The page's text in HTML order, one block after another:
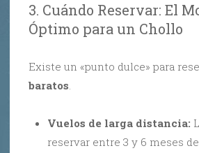
3. Cuándo Reservar: El
Óptimo para un Chollo
Existe un «punto dulce» para
baratos.
Vuelos de larga distancia:
reservar entre 3 y 6 meses